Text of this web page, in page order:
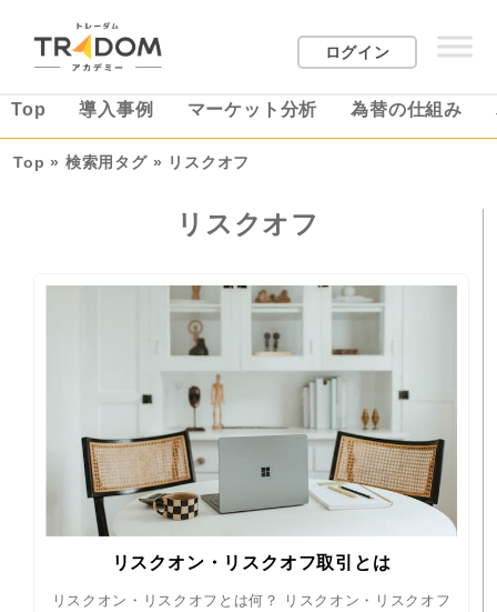
ログイン
Top 導入事例 マーケット分析 為替の仕組み
Top » 検索用タグ» リスクオフ
リスクオフ
リスクオン・リスクオフ取引とは
リスクオン・リスクオフとは何？ リスクオン・リスクオフ